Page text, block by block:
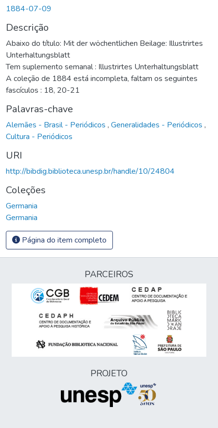
1884-07-09
Descrição
Abaixo do título: Mit der wöchentlichen Beilage: Illustrirtes
Unterhaltungsblatt
Tem suplemento semanal : Illustrirtes Unterhaltungsblatt
A coleção de 1884 está incompleta, faltam os seguintes
fascículos : 18, 20-21
Palavras-chave
Alemães - Brasil - Periódicos , Generalidades - Periódicos ,
Cultura - Periódicos
URI
http://bibdig.biblioteca.unesp.br/handle/10/24804
Coleções
Germania
Germania
Página do item completo
PARCEIROS
PROJETO